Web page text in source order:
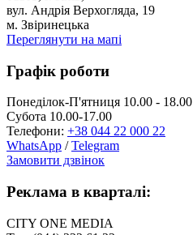
вул. Андрія Верхогляда, 19
м. Звіринецька
Переглянути на мапі
Графік роботи
Понеділок-П'ятниця 10.00 - 18.00
Субота 10.00-17.00
Телефони: +38 044 22 000 22
WhatsApp /Telegram
Замовити дзвінок
Реклама в кварталі:
CITY ONE MEDIA